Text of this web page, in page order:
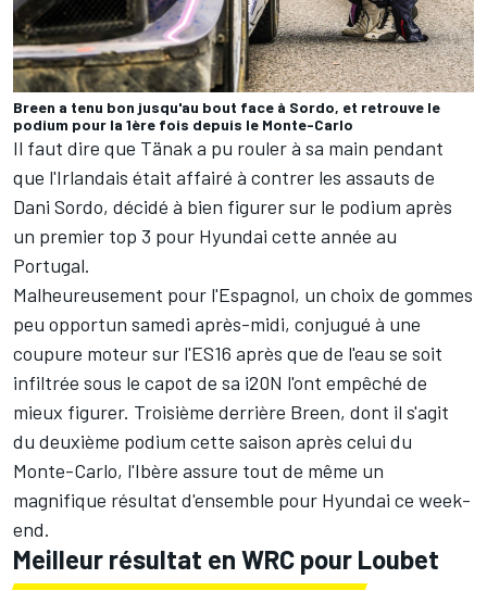
Breen a tenu bon jusqu'au bout face à Sordo, et retrouve le
podium pour la 1ère fois depuis le Monte-Carlo
Il faut dire que Tänak a pu rouler à sa main pendant
que l'Irlandais était affairé à contrer les assauts de
Dani Sordo, décidé à bien figurer sur le podium après
un premier top 3 pour Hyundai cette année au
Portugal.
Malheureusement pour l'Espagnol, un choix de gommes
peu opportun samedi après-midi, conjugué à une
coupure moteur sur l'ES16 après que de l'eau se soit
infiltrée sous le capot de sa i20N l'ont empêché de
mieux figurer. Troisième derrière Breen, dont il s'agit
du deuxième podium cette saison après celui du
Monte-Carlo, l'Ibère assure tout de même un
magnifique résultat d'ensemble pour Hyundai ce week-
end.
Meilleur résultat en WRC pour Loubet